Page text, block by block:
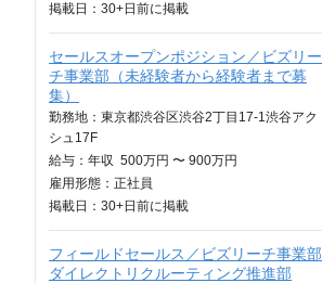
掲載日： 30+日 前に掲載
セールスオープンポジション／ビズリー
チ事業部（未経験者から経験者まで募
集）
勤務地：東京都渋谷区渋谷2丁目17-1渋谷アク
シュ17F
給与： 年収 500万円 〜 900万円
雇用形態：正社員
掲載日： 30+日 前に掲載
フィールドセールス／ビズリーチ事業部
ダイレクトリクルーティング推進部